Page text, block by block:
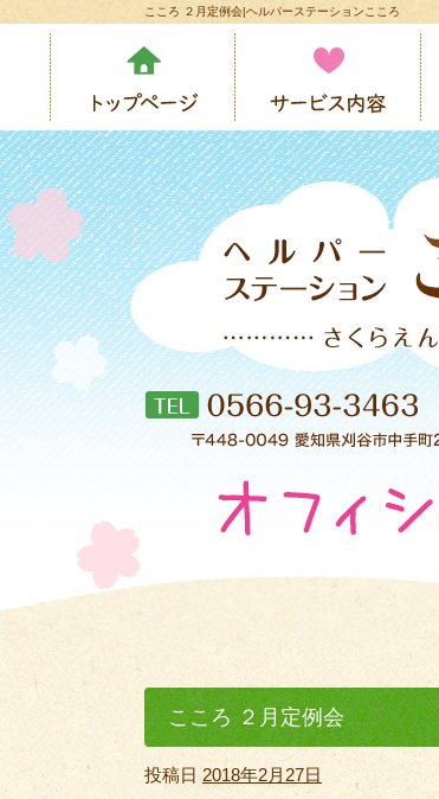
こころ ２月定例会|ヘルパーステーションこころ
こころ ２月定例会
投稿日 2018年2月27日